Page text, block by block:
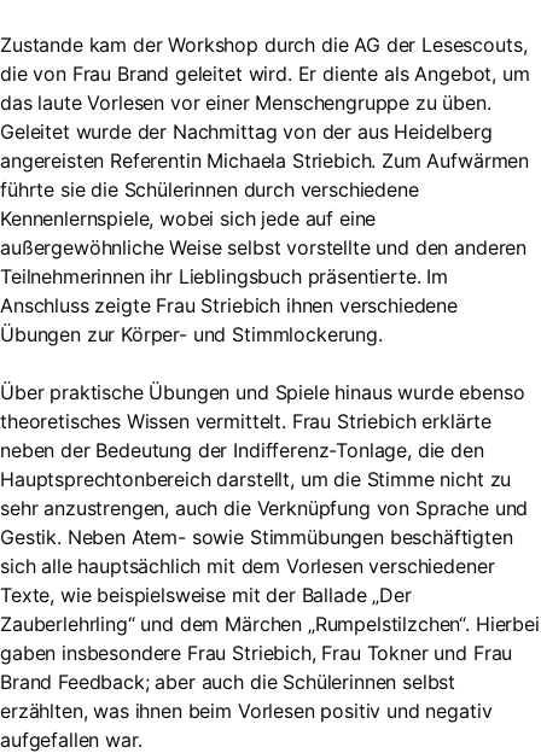
Zustande kam der Workshop durch die AG der Lesescouts,
die von Frau Brand geleitet wird. Er diente als Angebot, um
das laute Vorlesen vor einer Menschengruppe zu üben.
Geleitet wurde der Nachmittag von der aus Heidelberg
angereisten Referentin Michaela Striebich. Zum Aufwärmen
führte sie die Schülerinnen durch verschiedene
Kennenlernspiele, wobei sich jede auf eine
außergewöhnliche Weise selbst vorstellte und den anderen
Teilnehmerinnen ihr Lieblingsbuch präsentierte. Im
Anschluss zeigte Frau Striebich ihnen verschiedene
Übungen zur Körper- und Stimmlockerung.
Über praktische Übungen und Spiele hinaus wurde ebenso
theoretisches Wissen vermittelt. Frau Striebich erklärte
neben der Bedeutung der Indifferenz-Tonlage, die den
Hauptsprechtonbereich darstellt, um die Stimme nicht zu
sehr anzustrengen, auch die Verknüpfung von Sprache und
Gestik. Neben Atem- sowie Stimmübungen beschäftigten
sich alle hauptsächlich mit dem Vorlesen verschiedener
Texte, wie beispielsweise mit der Ballade „Der
Zauberlehrling“ und dem Märchen „Rumpelstilzchen“. Hierbei
gaben insbesondere Frau Striebich, Frau Tokner und Frau
Brand Feedback; aber auch die Schülerinnen selbst
erzählten, was ihnen beim Vorlesen positiv und negativ
aufgefallen war.